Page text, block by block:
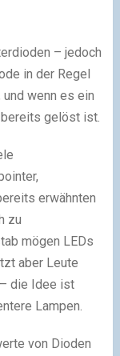
– jedoch
in der Regel
wenn es ein
gelöst ist.
erwähnten
zu
mögen LEDs
aber Leute
die Idee ist
Lampen.
von Dioden